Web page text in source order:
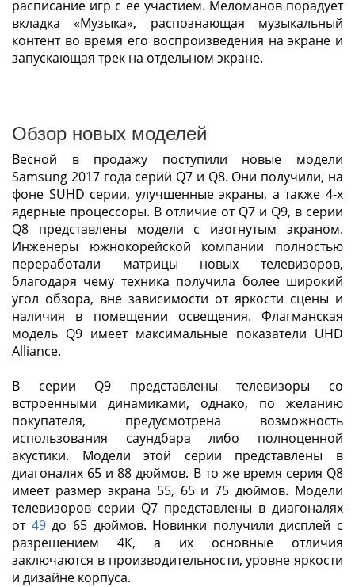
расписание игр с ее участием. Меломанов порадует
вкладка «Музыка», распознающая музыкальный
контент во время его воспроизведения на экране и
запускающая трек на отдельном экране.
Обзор новых моделей
Весной в продажу поступили новые модели
Samsung 2017 года серий Q7 и Q8. Они получили, на
фоне SUHD серии, улучшенные экраны, а также 4-х
ядерные процессоры. В отличие от Q7 и Q9, в серии
Q8 представлены модели с изогнутым экраном.
Инженеры южнокорейской компании полностью
переработали матрицы новых телевизоров,
благодаря чему техника получила более широкий
угол обзора, вне зависимости от яркости сцены и
наличия в помещении освещения. Флагманская
модель Q9 имеет максимальные показатели UHD
Alliance.
В серии Q9 представлены телевизоры со
встроенными динамиками, однако, по желанию
покупателя, предусмотрена возможность
использования саундбара либо полноценной
акустики. Модели этой серии представлены в
диагоналях 65 и 88 дюймов. В то же время серия Q8
имеет размер экрана 55, 65 и 75 дюймов. Модели
телевизоров серии Q7 представлены в диагоналях
от 49до 65 дюймов. Новинки получили дисплей с
разрешением 4К, а их основные отличия
заключаются в производительности, уровне яркости
и дизайне корпуса.